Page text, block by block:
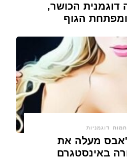
דוגמנית הכושר,
הגוף
חמות דוגמניות
מעלה את
באינסטגרם